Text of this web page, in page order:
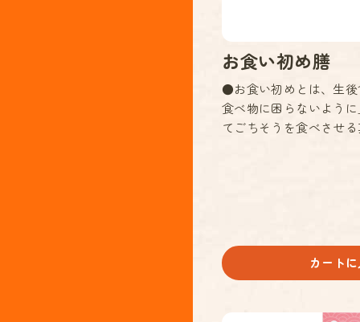
お食い初め膳
●お食い初めとは、生後
食べ物に困らないよう
てごちそうを食べさせ
カート